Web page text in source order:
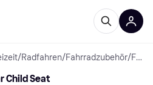
/Radfahren/Fahrradzubehör/ Fahrradsitze
Child Seat